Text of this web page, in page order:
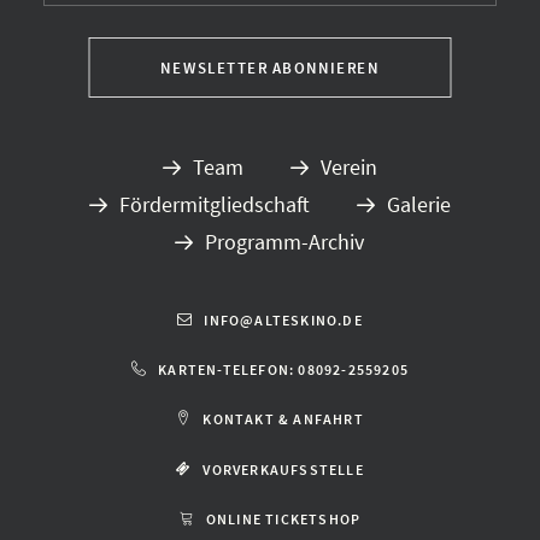
Team
Verein
Fördermitgliedschaft
Galerie
Programm-Archiv
INFO@ALTESKINO.DE
KARTEN-TELEFON: 08092-2559205
KONTAKT & ANFAHRT
VORVERKAUFSSTELLE
ONLINE TICKETSHOP